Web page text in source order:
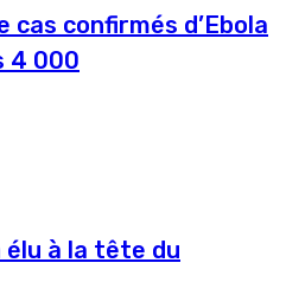
cas confirmés d’Ebola
4 000
élu à la tête du